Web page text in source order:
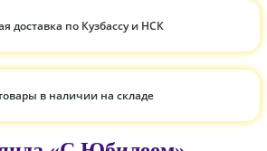
доставка по Кузбассу и НСК
в наличии на складе